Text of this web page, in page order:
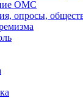
ОМС
опросы,